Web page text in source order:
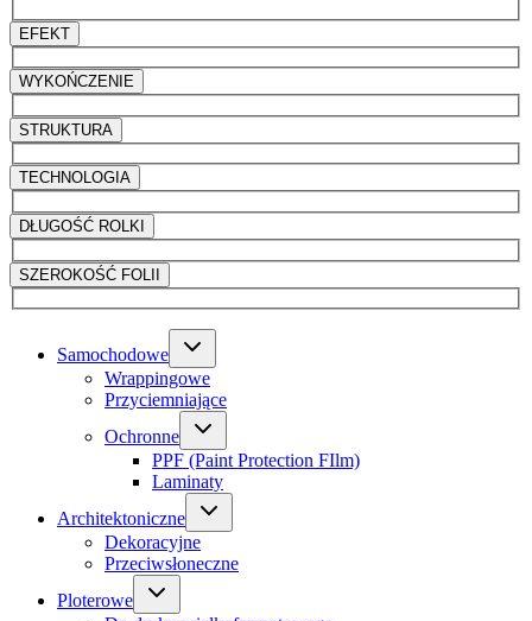
EFEKT
WYKOŃCZENIE
STRUKTURA
TECHNOLOGIA
DŁUGOŚĆ ROLKI
SZEROKOŚĆ FOLII
Samochodowe
Wrappingowe
Przyciemniające
Ochronne
PPF (Paint Protection FIlm)
Laminaty
Architektoniczne
Dekoracyjne
Przeciwsłoneczne
Ploterowe